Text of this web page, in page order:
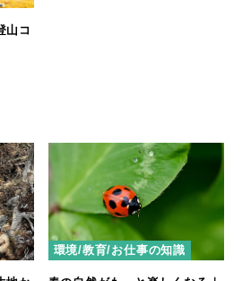
山コ
環境/教育/お仕事の知識